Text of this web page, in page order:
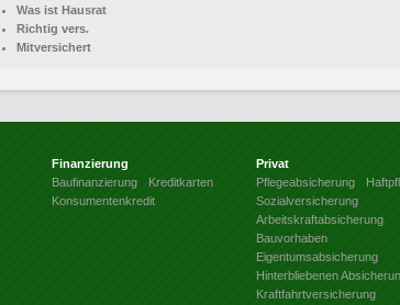
Was ist Hausrat
Richtig vers.
Mitversichert
Finanzierung
Baufinanzierung
Kreditkarten
Konsumentenkredit
Privat
Pflegeabsicherung
Sozialversicherung
Arbeitskraftabsicherung
Bauvorhaben
Eigentumsabsicherung
Hinterbliebenen
Kraftfahrtversicherung